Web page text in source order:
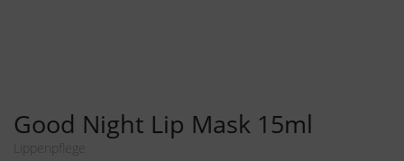
Good Night Lip Mask 15ml
Lippenpflege